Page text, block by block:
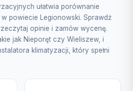
ułatwia porównanie
powiecie Legionowski. Sprawdź
opinie i zamów wycenę.
jak Nieporęt czy Wieliszew, i
klimatyzacji, który spełni